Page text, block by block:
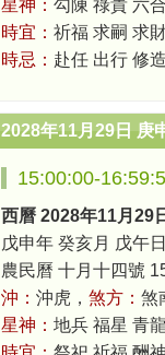
星神： 勾陳 祿貴 六合
時宜： 祈福 求嗣 求
時忌： 赴任 出行 修造
2028年11月29日 庚
15:00:00-
西曆 2028年11月29
戊申年 癸亥月 戊午
農民曆 十月十四號
沖： 沖虎， 煞方： 煞
星神： 地兵 福星 青